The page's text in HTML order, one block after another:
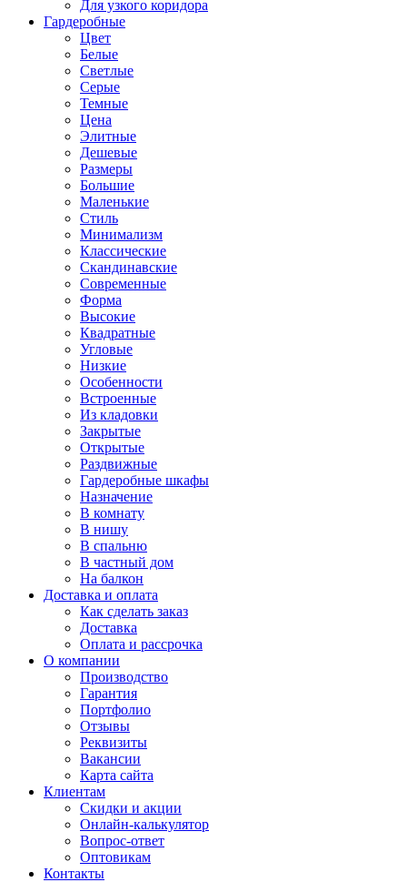
Для узкого коридора
Гардеробные
Цвет
Белые
Светлые
Серые
Темные
Цена
Элитные
Дешевые
Размеры
Большие
Маленькие
Стиль
Минимализм
Классические
Скандинавские
Современные
Форма
Высокие
Квадратные
Угловые
Низкие
Особенности
Встроенные
Из кладовки
Закрытые
Открытые
Раздвижные
Гардеробные шкафы
Назначение
В комнату
В нишу
В спальню
В частный дом
На балкон
Доставка и оплата
Как сделать заказ
Доставка
Оплата и рассрочка
О компании
Производство
Гарантия
Портфолио
Отзывы
Реквизиты
Вакансии
Карта сайта
Клиентам
Скидки и акции
Онлайн-калькулятор
Вопрос-ответ
Оптовикам
Контакты